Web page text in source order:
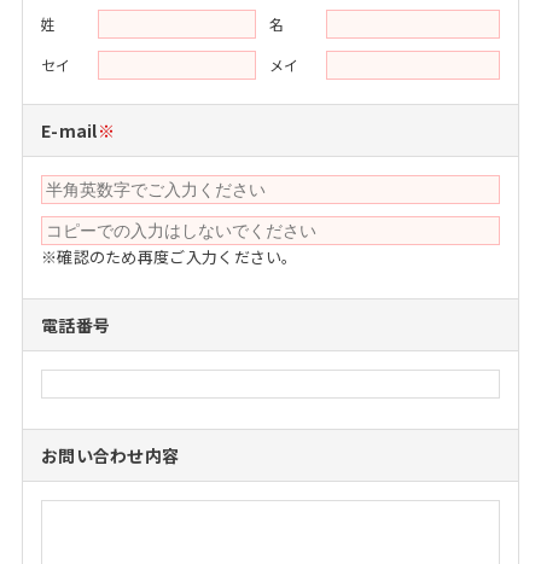
姓
名
セイ
メイ
E-mail※
※確認のため再度ご入力ください。
電話番号
お問い合わせ内容